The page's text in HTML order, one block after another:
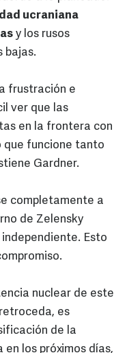
ucraniana
y los rusos
bajas.
frustración e
ver que las
en la frontera con
que funcione tanto
Gardner.
completamente a
de Zelensky
Esto
nuclear de este
es
de la
los próximos días,